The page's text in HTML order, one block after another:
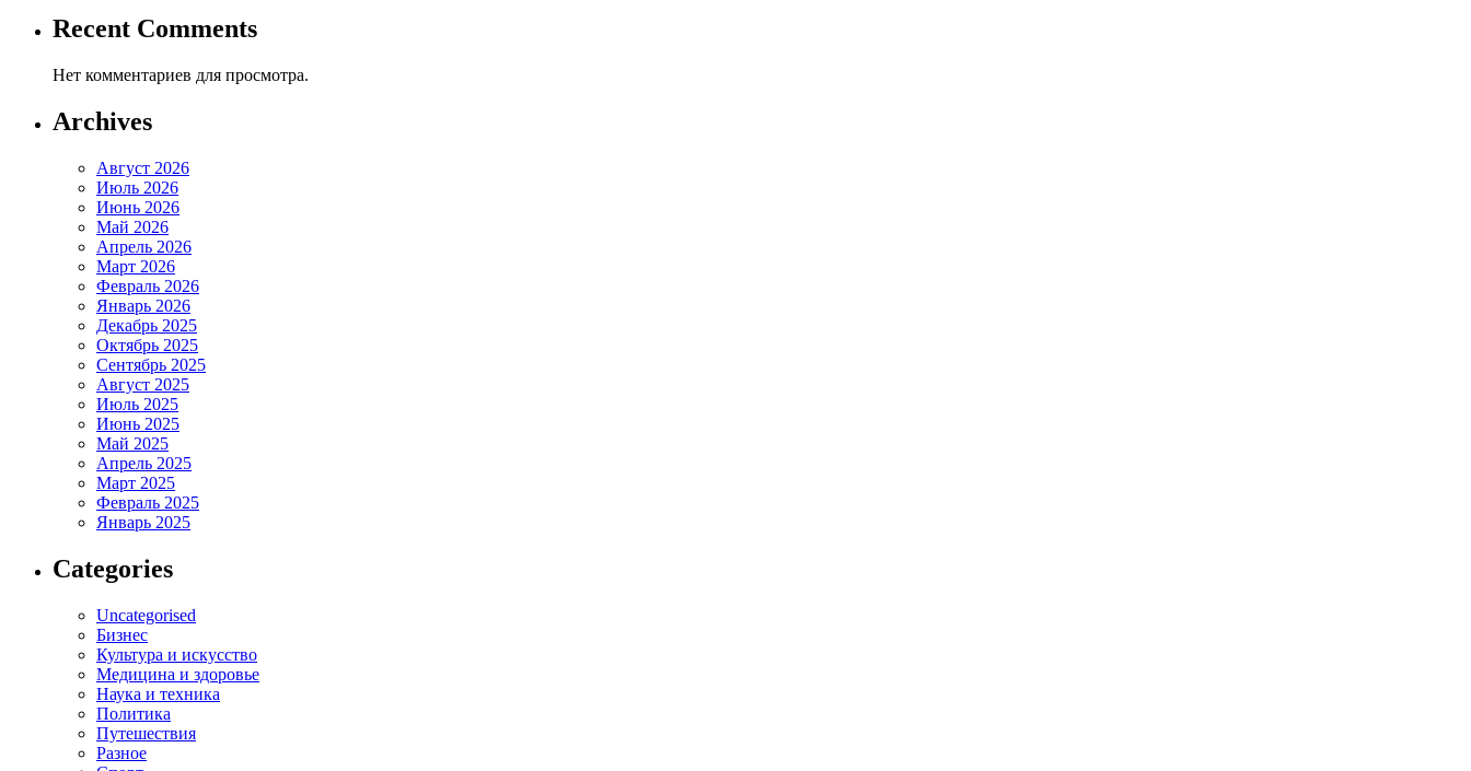
Recent Comments
Нет комментариев для просмотра.
Archives
Август 2026
Июль 2026
Июнь 2026
Май 2026
Апрель 2026
Март 2026
Февраль 2026
Январь 2026
Декабрь 2025
Октябрь 2025
Сентябрь 2025
Август 2025
Июль 2025
Июнь 2025
Май 2025
Апрель 2025
Март 2025
Февраль 2025
Январь 2025
Categories
Uncategorised
Бизнес
Культура и искусство
Медицина и здоровье
Наука и техника
Политика
Путешествия
Разное